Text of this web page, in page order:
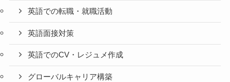
英語での転職・就職活動
英語面接対策
英語でのCV・レジュメ作成
グローバルキャリア構築